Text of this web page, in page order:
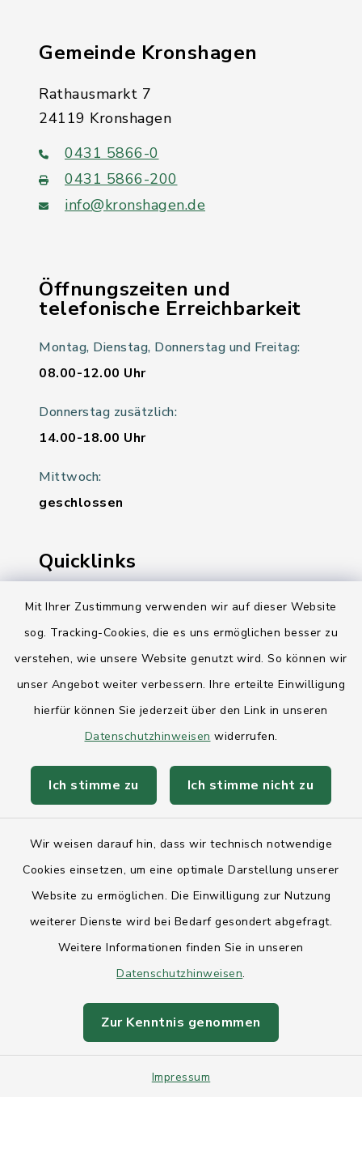
Mit Ihrer Zustimmung verwenden wir auf dieser Website
sog. Tracking-Cookies, die es uns ermöglichen besser zu
verstehen, wie unsere Website genutzt wird. So können wir
unser Angebot weiter verbessern. Ihre erteilte Einwilligung
hierfür können Sie jederzeit über den Link in unseren
Datenschutzhinweisen widerrufen.
Ich stimme zu Ich stimme nicht zu
Wir weisen darauf hin, dass wir technisch notwendige
Cookies einsetzen, um eine optimale Darstellung unserer
Website zu ermöglichen. Die Einwilligung zur Nutzung
weiterer Dienste wird bei Bedarf gesondert abgefragt.
Weitere Informationen finden Sie in unseren
Datenschutzhinweisen.
Zur Kenntnis genommen
Impressum
Gemeinde Kronshagen
Rathausmarkt 7
24119 Kronshagen
0431 5866-0
0431 5866-200
info@kronshagen.de
Öffnungszeiten und
telefonische Erreichbarkeit
Montag, Dienstag, Donnerstag und Freitag:
08.00-12.00 Uhr
Donnerstag zusätzlich:
14.00-18.00 Uhr
Mittwoch:
geschlossen
Quicklinks
Ihre Behördennummer 115
Landesregierung Schleswig-Holstein
AktivRegion Mittelholstein
Anfahrt
Datenschutz
Sitemap
Intranet